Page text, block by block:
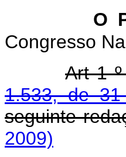
O
Congresso
Art 1
1.533, de
seguinte
2009)